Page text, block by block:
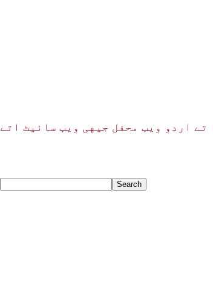
اردو ویب محفل جیهی ویب سائیٹ